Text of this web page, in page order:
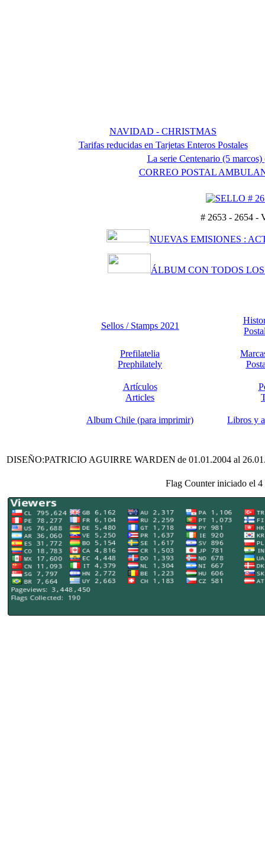
NAVIDAD - CHRISTMAS
Tarifas reducidas en Tarjetas Enteros Postales
La serie Centenario (5
CORREO POSTAL
# 2653 - 2654 -
NUEVAS EMISIONES :
ÁLBUM CON TODOS
Sellos / Stamps 2021
Prefilatelia
Prephilately
Artículos
Articles
Album Chile (para imprimir) Libros y
DISEÑO:PATRICIO AGUIRRE WARDEN de 01.01.2004 al
Flag Counter iniciado el 4